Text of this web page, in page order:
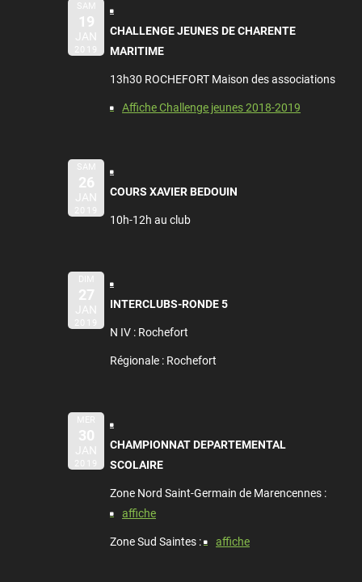
SAM
19
JAN
2019
CHALLENGE JEUNES DE CHARENTE
MARITIME
13h30 ROCHEFORT Maison des associations
Affiche Challenge jeunes 2018-2019
SAM
26
JAN
2019
COURS XAVIER BEDOUIN
10h-12h au club
DIM
27
JAN
2019
INTERCLUBS-RONDE 5
N IV : Rochefort
Régionale : Rochefort
MER
30
JAN
2019
CHAMPIONNAT DEPARTEMENTAL
SCOLAIRE
Zone Nord Saint-Germain de Marencennes :
affiche
Zone Sud Saintes : affiche